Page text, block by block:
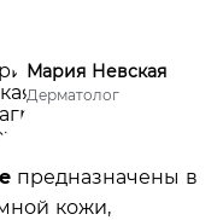
Мария Невская
Дерматолог
предназначены в
кожи,